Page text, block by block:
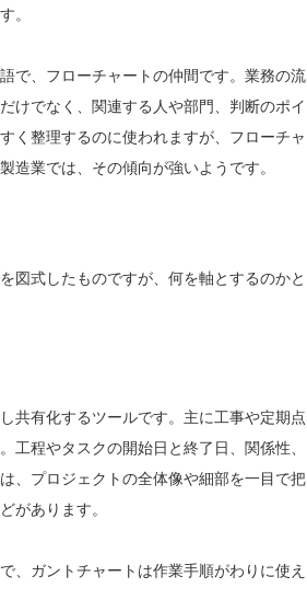
。
で、フローチャートの仲間です。業務の流
けでなく、関連する人や部門、判断のポイ
く整理するのに使われますが、フローチャ
造業では、その傾向が強いようです。
図式したものですが、何を軸とするのかと
共有化するツールです。主に工事や定期点
工程やタスクの開始日と終了日、関係性、
、プロジェクトの全体像や細部を一目で把
があります。
、ガントチャートは作業手順がわりに使え